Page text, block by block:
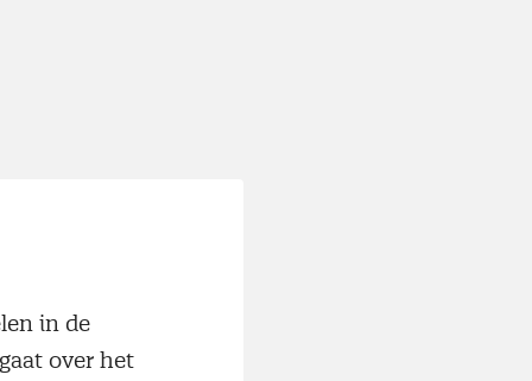
in de
over het